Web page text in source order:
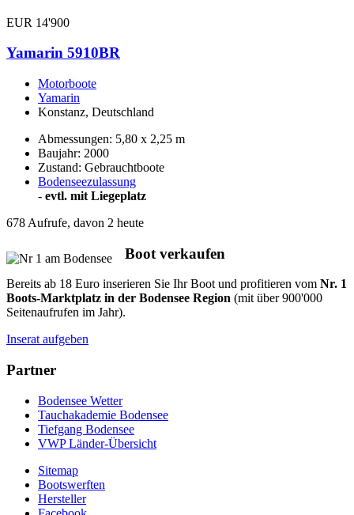
Yamarin
EUR 14'900
Yamarin 5910BR
Motorboote
Yamarin
Konstanz, Deutschland
Abmessungen: 5,80 x 2,25 m
Baujahr: 2000
Zustand: Gebrauchtboote
Bodenseezulassung
- evtl. mit Liegeplatz
678 Aufrufe, davon 2 heute
Boot verkaufen
Bereits ab 18 Euro inserieren Sie Ihr Boot und profitieren vom Nr. 1
Boots-Marktplatz in der Bodensee Region (mit über 900'000
Seitenaufrufen im Jahr).
Inserat aufgeben
Partner
Bodensee Wetter
Tauchakademie Bodensee
Tiefgang Bodensee
VWP Länder-Übersicht
Sitemap
Bootswerften
Hersteller